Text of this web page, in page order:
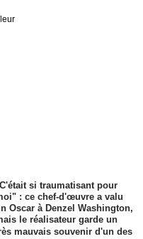
si traumatisant pour
: ce chef-d'œuvre a valu
Oscar à Denzel Washington,
le réalisateur garde un
mauvais souvenir d'un des